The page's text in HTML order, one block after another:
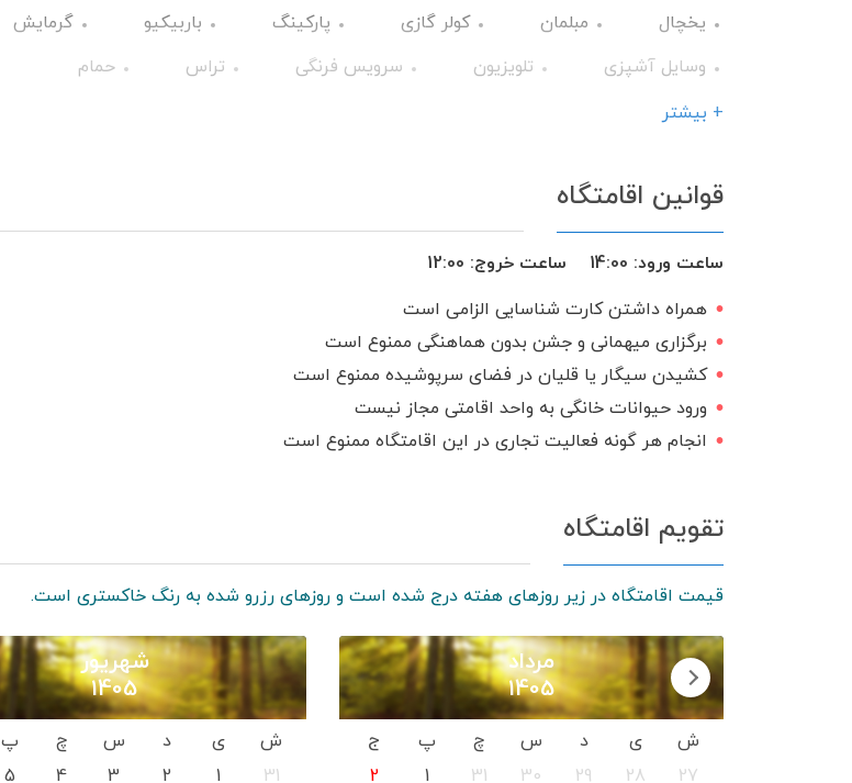
یخچال مبلمان کولر گازی پارکینگ باربیکیو
گرمایش
وسایل آشپزی
تلویزیون سرویس فرنگی تراس
حمام
جاروبرقی
اجاق گاز
منبع آب ذخیره
+ بیشتر
قوانین اقامتگاه
ساعت ورود: 14:00 ساعت خروج: 12:00
همراه داشتن کارت شناسایی الزامی است
برگزاری میهمانی و جشن بدون هماهنگی ممنوع است
کشیدن سیگار یا قلیان در فضای سرپوشیده ممنوع است
ورود حیوانات خانگی به واحد اقامتی مجاز نیست
انجام هر گونه فعالیت تجاری در این اقامتگاه ممنوع است
تقویم اقامتگاه
قیمت اقامتگاه در زیر روزهای هفته درج شده است و روزهای رزرو شده به رنگ خاکستری است.
مرداد
1405
ش ی د س چ پ
ج
27
28
29
30
31
1
2
شهریور
1405
ش ی د س چ پ
31
1
2
3
4
5